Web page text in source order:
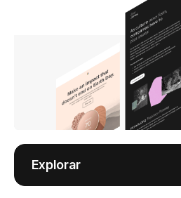
Explorar